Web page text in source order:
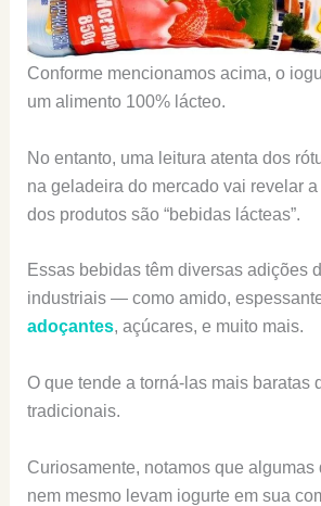
Conforme mencionamos acima, o
um alimento 100% lácteo.
No entanto, uma leitura atenta dos
na geladeira do mercado vai revelar
dos produtos são “bebidas lácteas”.
Essas bebidas têm diversas adições
industriais — como amido,
adoçantes, açúcares, e muito mais.
O que tende a torná-las mais baratas
tradicionais.
Curiosamente, notamos que algumas
nem mesmo levam iogurte em sua